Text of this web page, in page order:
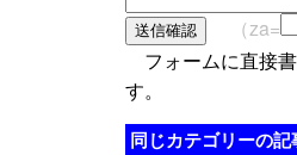
（za=
フォームに直接
す。
同じカテゴリーの記